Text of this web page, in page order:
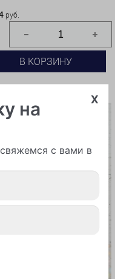
руб.
В КОРЗИНУ
x
на
с вами в